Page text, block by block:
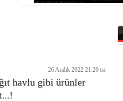
26 Aralık 2022 21:20 tsi
havlu gibi ürünler